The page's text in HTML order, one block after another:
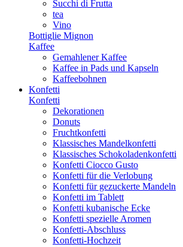
Succhi di Frutta
tea
Vino
Bottiglie Mignon
Kaffee
Gemahlener Kaffee
Kaffee in Pads und Kapseln
Kaffeebohnen
Konfetti
Konfetti
Dekorationen
Donuts
Fruchtkonfetti
Klassisches Mandelkonfetti
Klassisches Schokoladenkonfetti
Konfetti Ciocco Gusto
Konfetti für die Verlobung
Konfetti für gezuckerte Mandeln
Konfetti im Tablett
Konfetti kubanische Ecke
Konfetti spezielle Aromen
Konfetti-Abschluss
Konfetti-Hochzeit